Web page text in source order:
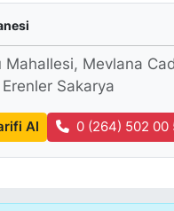
Mahallesi, Mevlana
Sakarya
Al 0 (264) 502 00